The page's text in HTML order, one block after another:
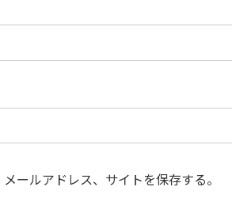
ールアドレス、サイトを保存する。